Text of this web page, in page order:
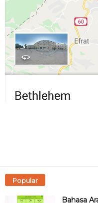
Popular
Bahasa